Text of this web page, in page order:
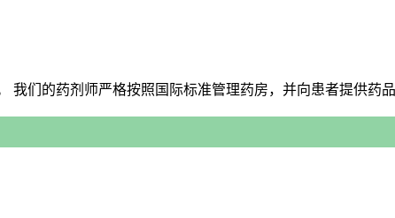
我们的药剂师严格按照国际标准管理药房，并向患者提供药